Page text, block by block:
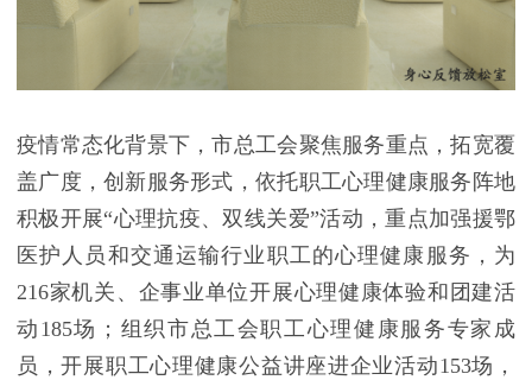
疫情常态化背景下，市总工会聚焦服务重点，拓宽覆
盖广度，创新服务形式，依托职工心理健康服务阵地
积极开展“心理抗疫、双线关爱”活动，重点加强援鄂
医护人员和交通运输行业职工的心理健康服务，为
216家机关、企事业单位开展心理健康体验和团建活
动185场；组织市总工会职工心理健康服务专家成
员，开展职工心理健康公益讲座进企业活动153场，